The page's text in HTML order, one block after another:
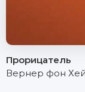
Прорицатель
Вернер фон